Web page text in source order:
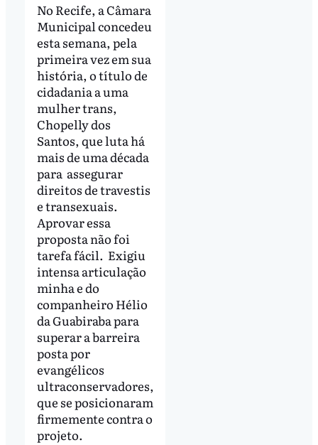
No Recife, a Câmara
Municipal concedeu
esta semana, pela
primeira vez em sua
história, o título de
cidadania a uma
mulher trans,
Chopelly dos
Santos, que luta há
mais de uma década
para assegurar
direitos de travestis
e transexuais.
Aprovar essa
proposta não foi
tarefa fácil. Exigiu
intensa articulação
minha e do
companheiro Hélio
da Guabiraba para
superar a barreira
posta por
evangélicos
ultraconservadores,
que se posicionaram
firmemente contra o
projeto.